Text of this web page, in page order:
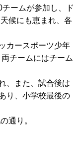
ームが参加し、ド
候にも恵まれ、各
カースポーツ少年
チームにはチーム
、また、試合後は
り、小学校最後の
通り。